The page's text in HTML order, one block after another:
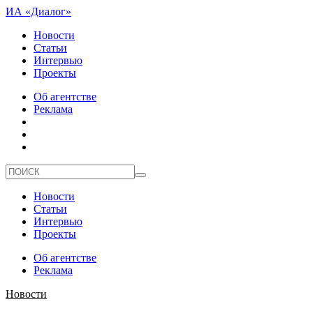
ИА «Диалог»
Новости
Статьи
Интервью
Проекты
Об агентстве
Реклама
Новости
Статьи
Интервью
Проекты
Об агентстве
Реклама
Новости